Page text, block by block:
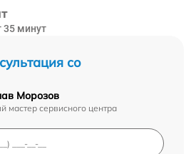
со
Морозов
мастер сервисного центра
35 минут